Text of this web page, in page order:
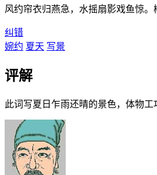
风约帘衣归燕急，水摇扇影戏鱼惊。
纠错
婉约 夏天 写景
评解
此词写夏日乍雨还晴的景色，体物